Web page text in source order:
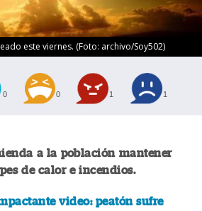
este viernes. (Foto: archivo/Soy502)
0 0 1 1
a la población mantener
de calor e incendios.
video: peatón sufre